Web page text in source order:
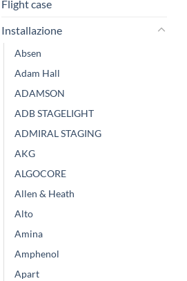
Flight case
Installazione
Absen
Adam Hall
ADAMSON
ADB STAGELIGHT
ADMIRAL STAGING
AKG
ALGOCORE
Allen & Heath
Alto
Amina
Amphenol
Apart